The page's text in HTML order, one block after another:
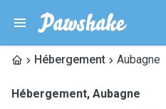
Hébergement Aubagne
Hébergement, Aubagne